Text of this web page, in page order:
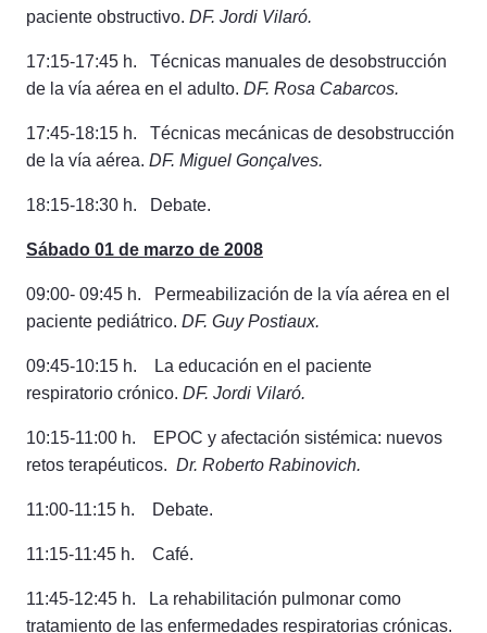
paciente obstructivo. DF. Jordi Vilaró.
17:15-17:45 h. Técnicas manuales de desobstrucción
de la vía aérea en el adulto. DF. Rosa Cabarcos.
17:45-18:15 h. Técnicas mecánicas de desobstrucción
de la vía aérea. DF. Miguel Gonçalves.
18:15-18:30 h. Debate.
Sábado 01 de marzo de 2008
09:00- 09:45 h.
Permeabilización de la vía aérea en el
paciente pediátrico. DF. Guy Postiaux.
09:45-10:15 h. La educación en el paciente
respiratorio crónico. DF. Jordi Vilaró.
10:15-11:00 h. EPOC y afectación sistémica: nuevos
retos terapéuticos. Dr. Roberto Rabinovich.
11:00-11:15 h. Debate.
11:15-11:45 h. Café.
11:45-12:45 h. La rehabilitación pulmonar como
tratamiento de las enfermedades respiratorias crónicas.